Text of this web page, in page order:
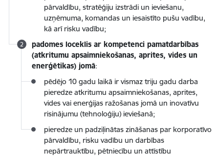
pārvaldību, stratēģiju izstrādi un ieviešanu,
uzņēmuma, komandas un iesaistīto pušu vadību,
kā arī risku vadību;
padomes loceklis ar kompetenci pamatdarbības
(atkritumu apsaimniekošanas, aprites, vides un
enerģētikas) jomā:
pēdējo 10 gadu laikā ir vismaz triju gadu darba
pieredze atkritumu apsaimniekošanas, aprites,
vides vai enerģijas ražošanas jomā un inovatīvu
risinājumu (tehnoloģiju) ieviešanā;
pieredze un padziļinātas zināšanas par korporatīvo
pārvaldību, risku vadību un darbības
nepārtrauktību, pētniecību un attīstību